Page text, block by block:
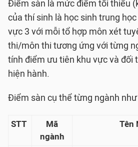
Điểm sàn là mức điểm tối thiểu
của thí sinh là học sinh trung
vực 3 với mỗi tổ hợp môn xét
thi/môn thi tương ứng với từng
tính điểm ưu tiên khu vực và đối
hiện hành.
Điểm sàn cụ thể từng ngành như
STT
Mã
ngành
Tên